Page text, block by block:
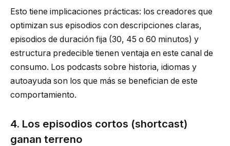
Esto tiene implicaciones prácticas: los creadores que
optimizan sus episodios con descripciones claras,
episodios de duración fija (30, 45 o 60 minutos) y
estructura predecible tienen ventaja en este canal de
consumo. Los podcasts sobre historia, idiomas y
autoayuda son los que más se benefician de este
comportamiento.
4. Los episodios cortos (shortcast)
ganan terreno